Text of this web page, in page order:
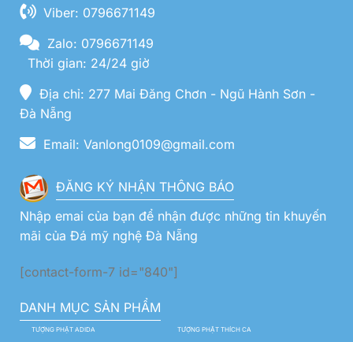
Viber: 0796671149
Zalo: 0796671149
Thời gian: 24/24 giờ
Địa chỉ: 277 Mai Đăng Chơn - Ngũ Hành Sơn -
Đà Nẵng
Email: Vanlong0109@gmail.com
ĐĂNG KÝ NHẬN THÔNG BÁO
Nhập emai của bạn để nhận được những tin khuyến
mãi của Đá mỹ nghệ Đà Nẵng
[contact-form-7 id="840"]
DANH MỤC SẢN PHẨM
TƯỢNG PHẬT ADIDA TƯỢNG PHẬT THÍCH CA